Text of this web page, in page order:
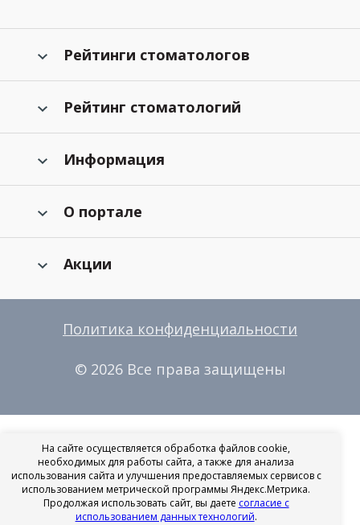
Рейтинги стоматологов
Рейтинг стоматологий
Информация
О портале
Акции
Политика конфиденциальности
© 2026 Все права защищены
На сайте осуществляется обработка файлов cookie,
необходимых для работы сайта, а также для анализа
использования сайта и улучшения предоставляемых сервисов с
использованием метрической программы Яндекс.Метрика.
Продолжая использовать сайт, вы даете согласие с
использованием данных технологий.